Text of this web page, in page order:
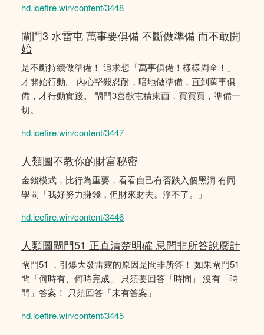
hd.icefire.win/content/3448
閘門3 水雷屯 萬事要俱備 不斷做準備 而不敢開
始
是不斷持續做準備！ 追求想「萬事俱備！樣樣周全！」
才開始行動。 內心堅毅忍耐，暗地做準備，直到萬事俱
備，才行動實踐。 閘門3喜歡屯積東西，買買買，準備一
切。
hd.icefire.win/content/3447
人類圖不教你的財富秘密
金錢模式，比行為重要，看看自己有否跌入個黑洞 有同
學問「我好努力賺錢，但財來財去。淨不了。」
hd.icefire.win/content/3446
人類圖閘門51 正直清楚明確 忌問非所答說廢計
閘門51 ，引爆大發雷霆的原因是問非所答！ 如果閘門51
問「何時有、何時完成」 只須要回答「時間」 沒有「時
間」答案！ 只須回答「未有答案」
hd.icefire.win/content/3445